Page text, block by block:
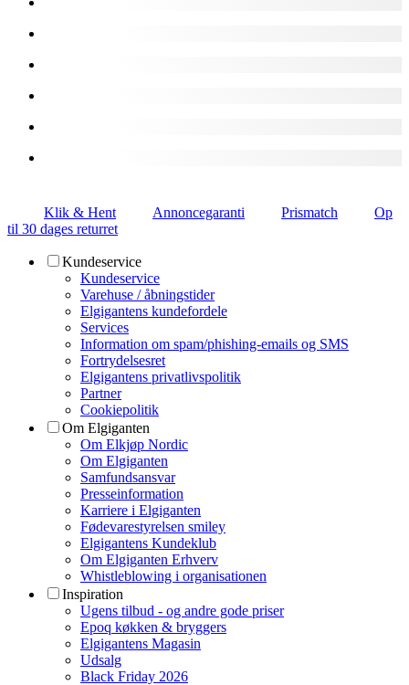
Klik & Hent Annoncegaranti Prismatch
Op
til 30 dages returret
Kundeservice
Kundeservice
Varehuse / åbningstider
Elgigantens kundefordele
Services
Information om spam/phishing-emails og SMS
Fortrydelsesret
Elgigantens privatlivspolitik
Partner
Cookiepolitik
Om Elgiganten
Om Elkjøp Nordic
Om Elgiganten
Samfundsansvar
Presseinformation
Karriere i Elgiganten
Fødevarestyrelsen smiley
Elgigantens Kundeklub
Om Elgiganten Erhverv
Whistleblowing i organisationen
Inspiration
Ugens tilbud - og andre gode priser
Epoq køkken & bryggers
Elgigantens Magasin
Udsalg
Black Friday 2026